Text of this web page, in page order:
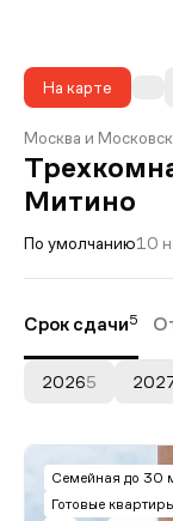
На карте
Москва и
Митино
По умолчанию10
Срок сдачи5
20265
Семейная до 30
Готовые